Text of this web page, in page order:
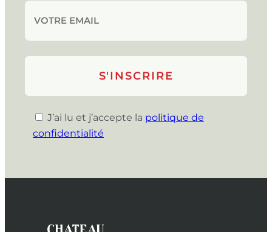
J’ai lu et j’accepte la politique de
confidentialité